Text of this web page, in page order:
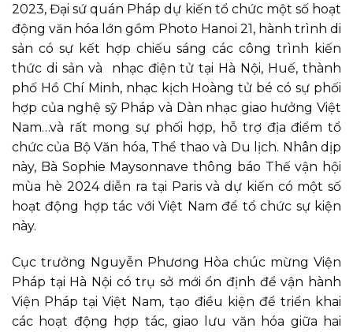
2023, Đại sứ quán Pháp dự kiến tổ chức một số hoạt
động văn hóa lớn gồm Photo Hanoi 21, hành trình di
sản có sự kết hợp chiếu sáng các công trình kiến
thức di sản và nhạc điện tử tại Hà Nội, Huế, thành
phố Hồ Chí Minh, nhạc kịch Hoàng tử bé có sự phối
hợp của nghệ sỹ Pháp và Dàn nhạc giao hưởng Việt
Nam…và rất mong sự phối hợp, hỗ trợ địa điểm tổ
chức của Bộ Văn hóa, Thể thao và Du lịch. Nhân dịp
này, Bà Sophie Maysonnave thông báo Thế vận hội
mùa hè 2024 diễn ra tại Paris và dự kiến có một số
hoạt động hợp tác với Việt Nam để tổ chức sự kiện
này.
Cục trưởng Nguyễn Phương Hòa chúc mừng Viện
Pháp tại Hà Nội có trụ sở mới ổn định để vận hành
Viện Pháp tại Việt Nam, tạo điều kiện để triển khai
các hoạt động hợp tác, giao lưu văn hóa giữa hai